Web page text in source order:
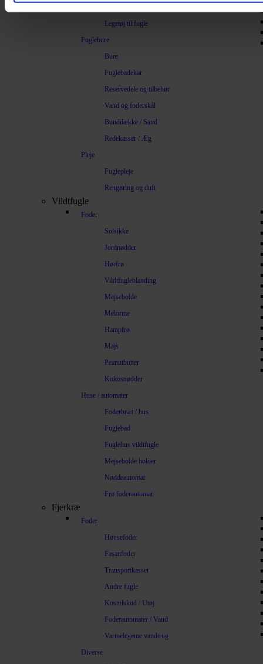
Legetøj til fugle
Fuglebure
Bure
Fuglebadekar
Reservedele og tilbehør
Vand og foderskål
Bunddække / Sand
Redekasser / Æg
Pleje
Fuglepleje
Rengøring og duft
Vildtfugle
Foder
Solsikke
Jordnødder
Hørfrø
Vildtfugleblanding
Mejsebolde
Melorme
Hampfrø
Majs
Peanutbutter
Kokosnødder
Huse / automater
Foderbræt / hus
Fuglebad
Fuglehus vildtfugle
Mejsebolde holder
Nøddeautomat
Frø foderautomat
Fjerkræ
Foder
Hønsefoder
Fasanfoder
Transportkasser
Andre fugle
Kosttilskud / Utøj
Foderautomater / Vand
Varmelegeme vandtrug
Diverse